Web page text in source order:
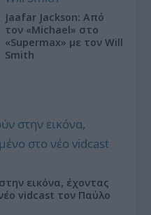
Jaafar Jackson: Από
τον «Michael» στο
«Supermax» με τον Will
Smith
εικόνα, έχοντας
vidcast τον Παύλο